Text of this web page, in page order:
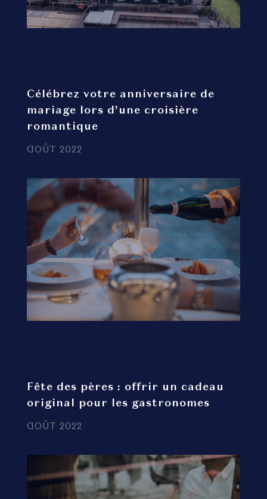
Célébrez votre anniversaire de
mariage lors d’une croisière
romantique
AOÛT 2022
Fête des pères : offrir un cadeau
original pour les gastronomes
AOÛT 2022